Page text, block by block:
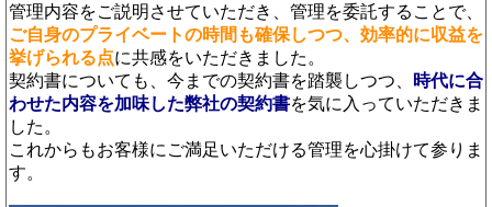
管理内容をご説明させていただき、管理を委託することで、
ご自身のプライベートの時間も確保しつつ、効率的に収益を
挙げられる点に共感をいただきました。
契約書についても、今までの契約書を踏襲しつつ、
時代に合
わせた内容を加味した弊社の契約書を気に入っていただきま
した。
これからもお客様にご満足いただける管理を心掛けて参りま
す。